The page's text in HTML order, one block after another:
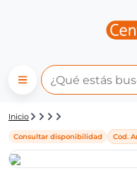
Detalle de
Inicio
Consultar disponibilidad Cod.